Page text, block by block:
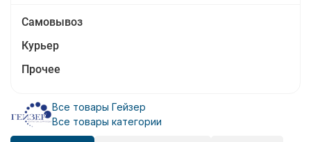
Самовывоз
Курьер
Прочее
Все товары Гейзер
Все товары категории